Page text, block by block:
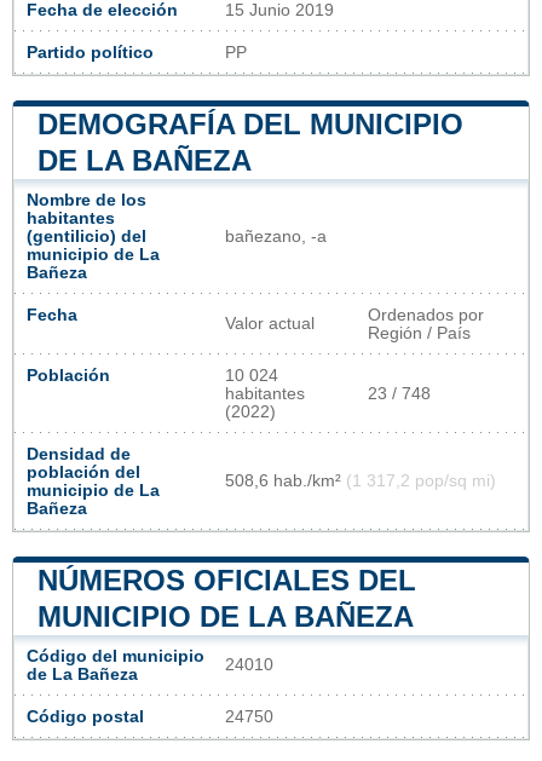
Fecha de elección 15 Junio 2019
Partido político PP
DEMOGRAFÍA DEL MUNICIPIO
DE LA BAÑEZA
Nombre de los
habitantes
(gentilicio) del
municipio de La
Bañeza
bañezano, -a
Fecha Valor actual
Ordenados por
Región / País
Población
10 024
habitantes
(2022)
23 / 748
Densidad de
población del
municipio de La
Bañeza
508,6 hab./km² (1 317,2 pop/sq mi)
NÚMEROS OFICIALES DEL
MUNICIPIO DE LA BAÑEZA
Código del municipio
de La Bañeza
24010
Código postal 24750